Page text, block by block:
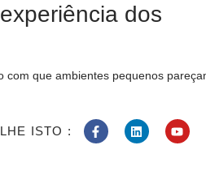
dos
com que ambientes pequenos
ISTO :